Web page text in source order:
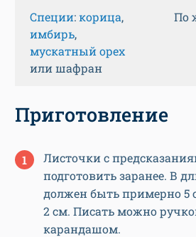
Специи:корица,
имбирь,
мускатный орех
или шафран
По
Приготовление
Листочки с
подготовить заранее. В
должен быть примерно 5
2 см. Писать можно
карандашом.